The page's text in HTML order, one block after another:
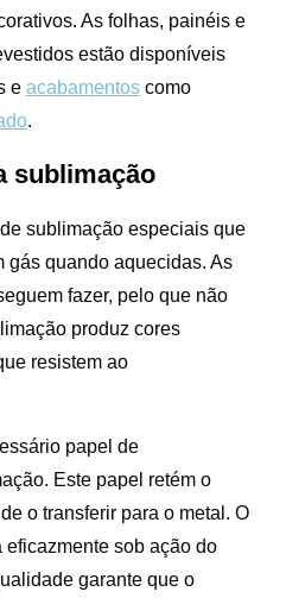
As folhas, painéis e
estão disponíveis
e acabamentos como
.
sublimação
sublimação especiais que
gás quando aquecidas. As
fazer, pelo que não
produz cores
resistem ao
papel de
Este papel retém o
o transferir para o metal. O
sob ação do
garante que o